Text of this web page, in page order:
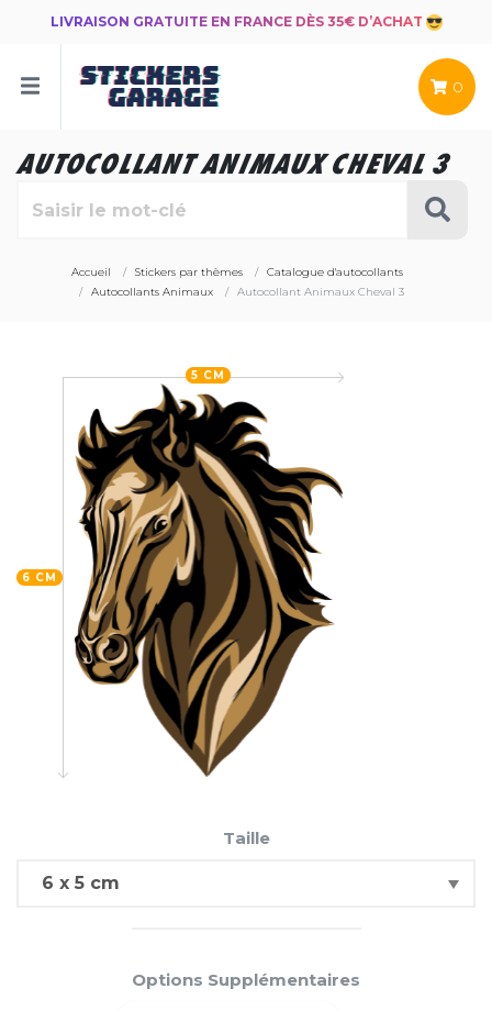
LIVRAISON GRATUITE EN FRANCE DÈS 35€ D’ACHAT
0
AUTOCOLLANT ANIMAUX CHEVAL 3
Accueil Stickers par thèmes
Catalogue d'autocollants
Autocollants Animaux
Autocollant Animaux Cheval 3
6 CM
5 CM
Taille
Options Supplémentaires